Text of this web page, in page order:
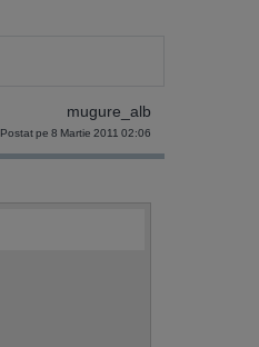
mugure_alb
Postat pe 8 Martie 2011 02:06